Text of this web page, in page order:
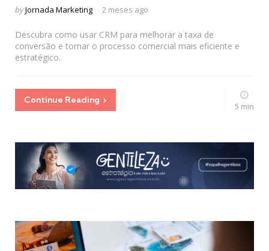
Posted
byJornada Marketing 2 meses ago
Descubra como usar CRM para melhorar a taxa de
conversão e tornar o processo comercial mais eficiente e
estratégico.
Continue Reading
5 min